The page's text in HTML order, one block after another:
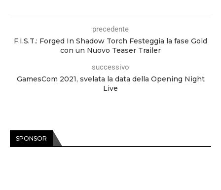
precedente
F.I.S.T.: Forged In Shadow Torch Festeggia la fase Gold
con un Nuovo Teaser Trailer
successivo
GamesCom 2021, svelata la data della Opening Night
Live
SPONSOR